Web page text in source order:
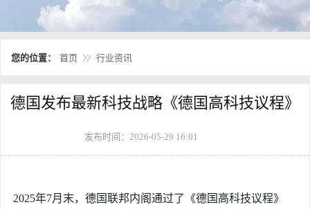
您的位置： 首页 行业资讯
德国发布最新科技战略《德国高科技议程》
发布时间：2026-05-29 16:01
2025年7月末，德国联邦内阁通过了 《德国高科技议程》